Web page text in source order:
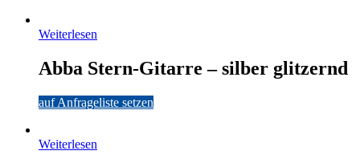
Weiterlesen
Abba Stern-Gitarre – silber glitzernd
auf Anfrageliste setzen
Weiterlesen